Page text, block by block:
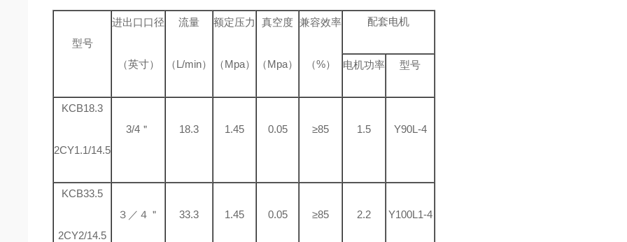
型号
进出口口径
（英寸）
流量
（L/min）
额定压力
（Mpa）
真空度
（Mpa）
兼容效率
（%）
配套电机
电机功率 型号
KCB18.3
2CY1.1/14.5
3/4＂ 18.3 1.45 0.05 ≥85 1.5 Y90L-4
KCB33.5
2CY2/14.5
３／４＂ 33.3 1.45 0.05 ≥85 2.2 Y100L1-4